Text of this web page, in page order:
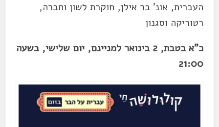
העברית, אונ' בר אילן, חוקרת לשון וחברה,
רטוריקה וסגנון
כ"א בטבת, 2 בינואר למניינם, יום שלישי, בשעה
21:00